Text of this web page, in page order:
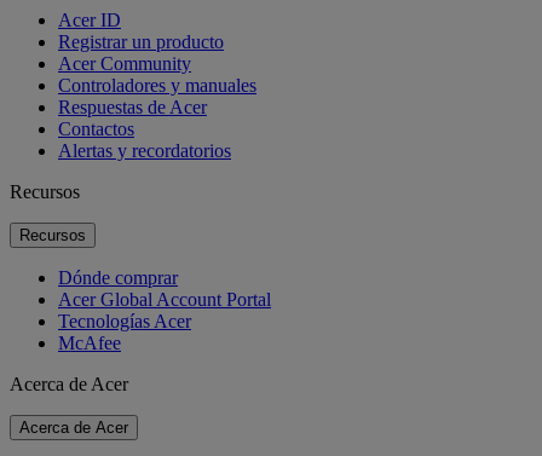
Acer ID
Registrar un producto
Acer Community
Controladores y manuales
Respuestas de Acer
Contactos
Alertas y recordatorios
Recursos
Recursos
Dónde comprar
Acer Global Account Portal
Tecnologías Acer
McAfee
Acerca de Acer
Acerca de Acer